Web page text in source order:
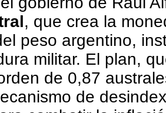
, que crea la
peso argentino,
militar. El plan,
de 0,87
de